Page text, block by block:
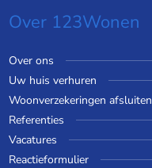
Over 123Wonen
Over ons
Uw huis verhuren
Woonverzekeringen afsluiten
Referenties
Vacatures
Reactieformulier